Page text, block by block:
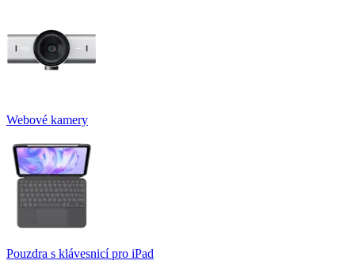
Webové kamery
Pouzdra s klávesnicí pro iPad